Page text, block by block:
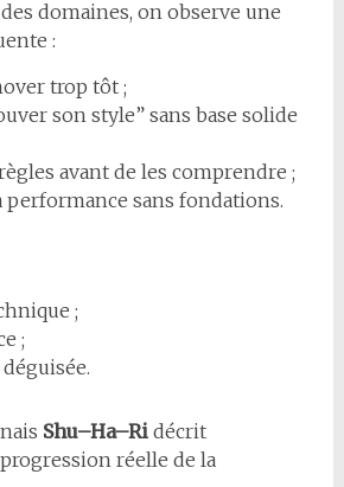
domaines, on observe une
:
trop tôt ;
son style” sans base solide
avant de les comprendre ;
performance sans fondations.
;
;
Shu–Ha–Ridécrit
réelle de la